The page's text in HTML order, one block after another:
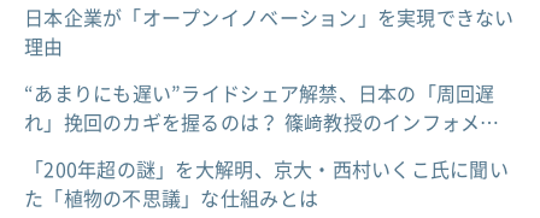
日本企業が「オープンイノベーション」を実現できない
理由
“あまりにも遅い”ライドシェア解禁、日本の「周回遅
れ」挽回のカギを握るのは？ 篠﨑教授のインフォメ…
「200年超の謎」を大解明、京大・西村いくこ氏に聞い
た「植物の不思議」な仕組みとは